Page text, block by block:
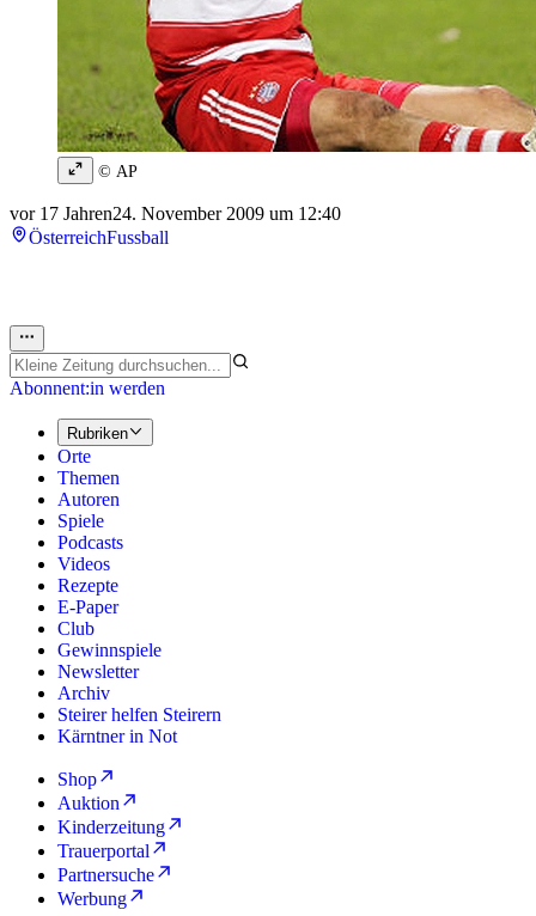
© AP
vor 17 Jahren24. November 2009 um 12:40
ÖsterreichFussball
Abonnent:in werden
Rubriken
Orte
Themen
Autoren
Spiele
Podcasts
Videos
Rezepte
E-Paper
Club
Gewinnspiele
Newsletter
Archiv
Steirer helfen Steirern
Kärntner in Not
Shop
Auktion
Kinderzeitung
Trauerportal
Partnersuche
Werbung